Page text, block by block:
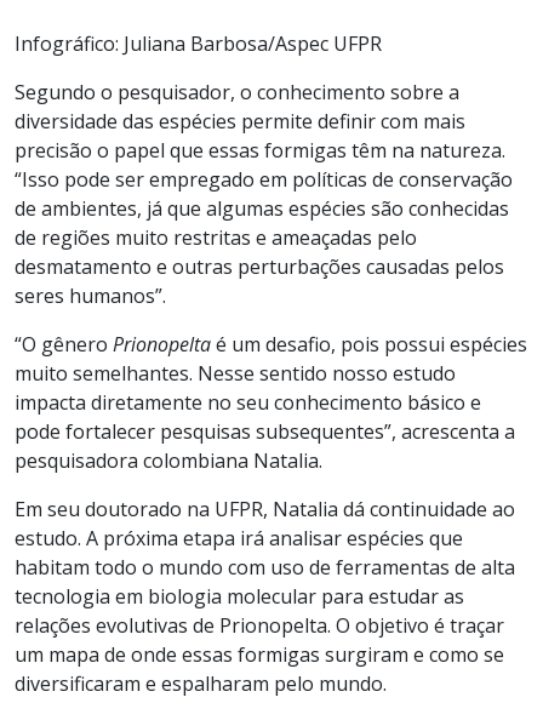
Infográfico: Juliana Barbosa/Aspec UFPR
Segundo o pesquisador, o conhecimento sobre a
diversidade das espécies permite definir com mais
precisão o papel que essas formigas têm na natureza.
“Isso pode ser empregado em políticas de conservação
de ambientes, já que algumas espécies são conhecidas
de regiões muito restritas e ameaçadas pelo
desmatamento e outras perturbações causadas pelos
seres humanos”.
“O gênero Prionopeltaé um desafio, pois possui espécies
muito semelhantes. Nesse sentido nosso estudo
impacta diretamente no seu conhecimento básico e
pode fortalecer pesquisas subsequentes”, acrescenta a
pesquisadora colombiana Natalia.
Em seu doutorado na UFPR, Natalia dá continuidade ao
estudo. A próxima etapa irá analisar espécies que
habitam todo o mundo com uso de ferramentas de alta
tecnologia em biologia molecular para estudar as
relações evolutivas de Prionopelta. O objetivo é traçar
um mapa de onde essas formigas surgiram e como se
diversificaram e espalharam pelo mundo.